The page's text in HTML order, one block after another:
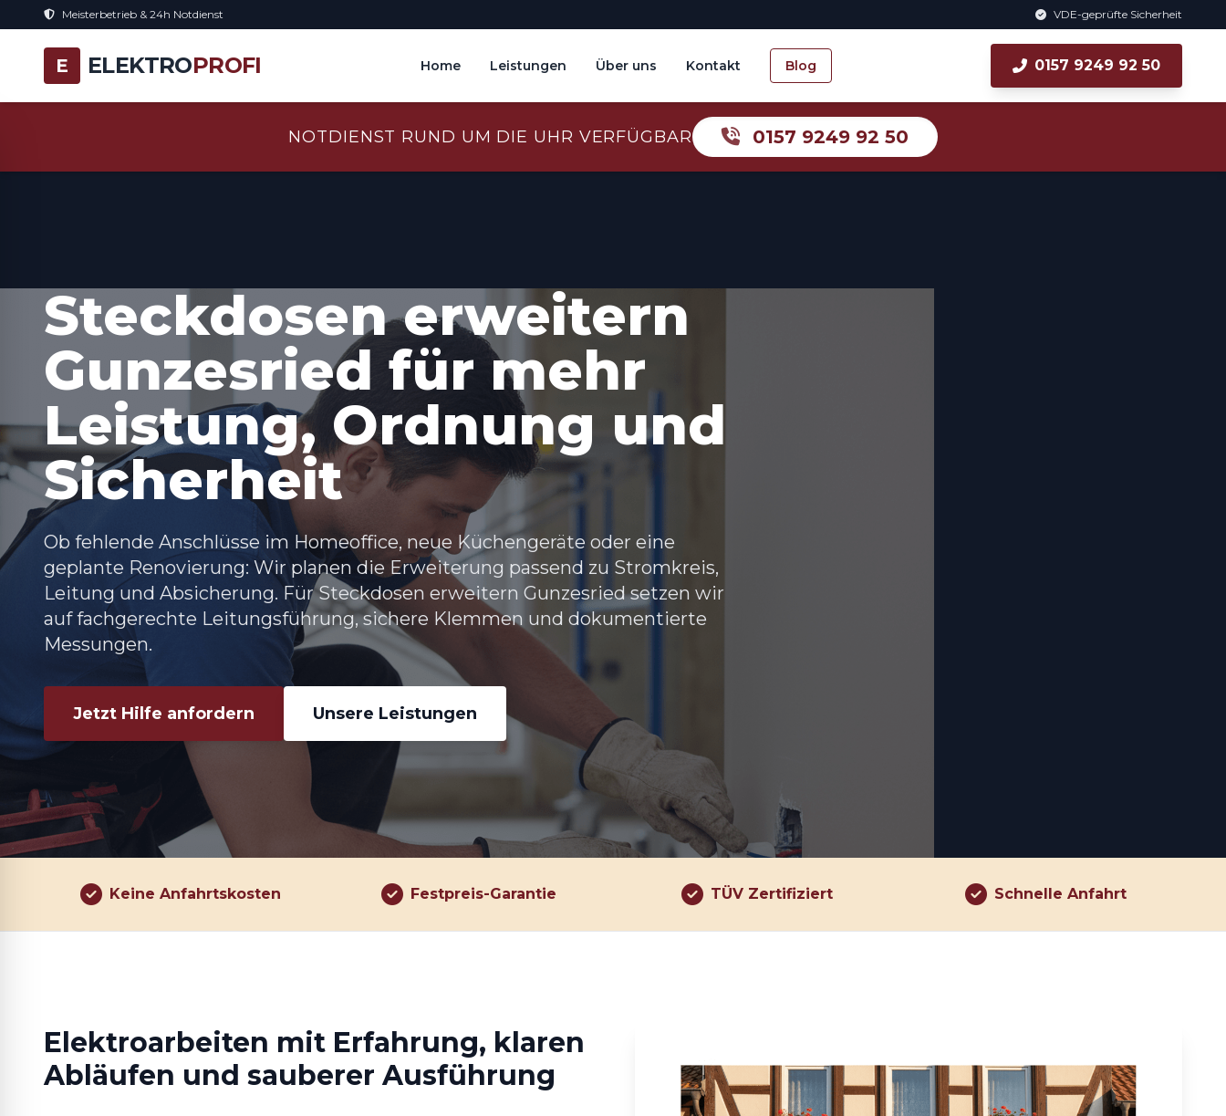
Meisterbetrieb & 24h Notdienst VDE-geprüfte Sicherheit
E ELEKTROPROFI Home Leistungen Über uns Kontakt Blog 0157 9249 92 50
NOTDIENST RUND UM DIE UHR VERFÜGBAR 0157 9249 92 50
Steckdosen erweitern
Gunzesried für mehr
Leistung, Ordnung und
Sicherheit
Ob fehlende Anschlüsse im Homeoffice, neue Küchengeräte oder eine
geplante Renovierung: Wir planen die Erweiterung passend zu Stromkreis,
Leitung und Absicherung. FürSteckdosen erweitern Gunzesriedsetzen wir
auf fachgerechte Leitungsführung, sichere Klemmen und dokumentierte
Messungen.
Jetzt Hilfe anfordern Unsere Leistungen
Keine Anfahrtskosten Festpreis-Garantie TÜV Zertifiziert Schnelle Anfahrt
Elektroarbeiten mit Erfahrung, klaren
Abläufen und sauberer Ausführung